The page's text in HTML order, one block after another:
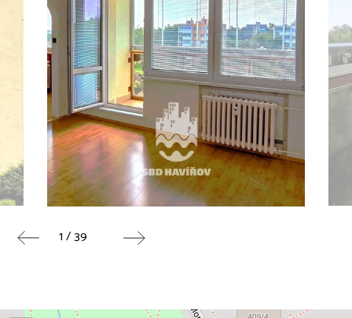
1 / 39